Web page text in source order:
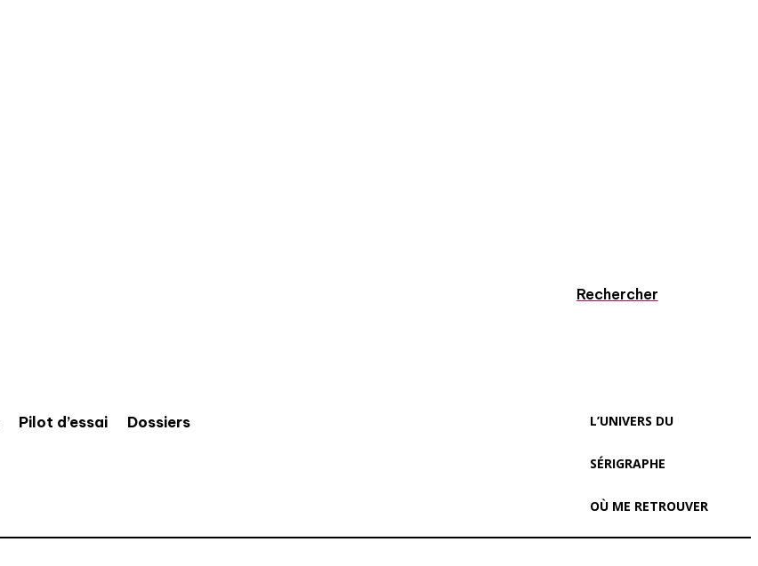
Pilot d’essai Dossiers
Rechercher
L’UNIVERS DU
SÉRIGRAPHE
OÙ ME RETROUVER